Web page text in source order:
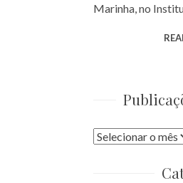
Marinha, no
Publicações